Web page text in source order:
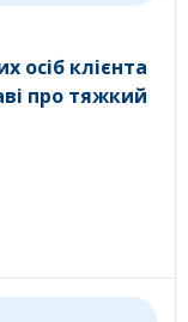
осіб клієнта
про тяжкий